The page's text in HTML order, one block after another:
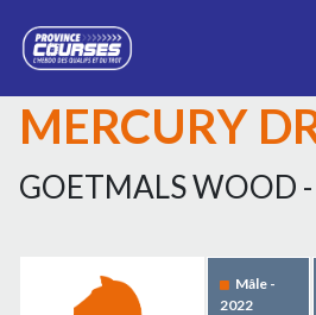
MERCURY
GOETMALS WOOD -
Mâle -
2022